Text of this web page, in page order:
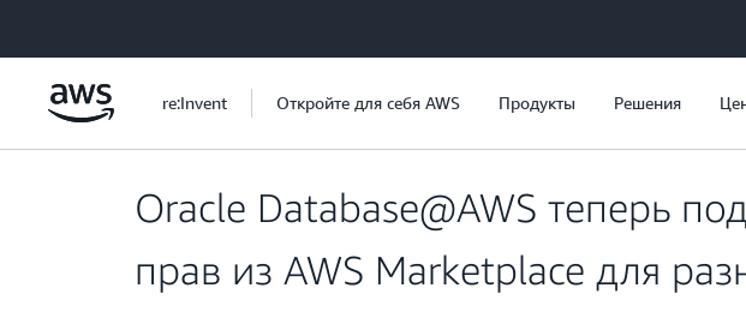
re:Invent Откройте для себя AWS Продукты Решения
Oracle Database@AWS теперь
прав из AWS Marketplace для